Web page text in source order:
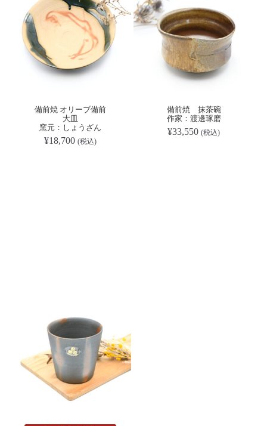
備前焼 オリーブ備前
大皿
窯元：しょうざん
¥18,700 (税込)
備前焼 抹茶碗
作家：渡邊琢磨
¥33,550 (税込)